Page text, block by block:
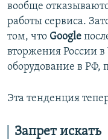
вообще
работы сервиса.
том, что Google
вторжения России в
оборудование в РФ,
Эта тенденция
Запрет искать